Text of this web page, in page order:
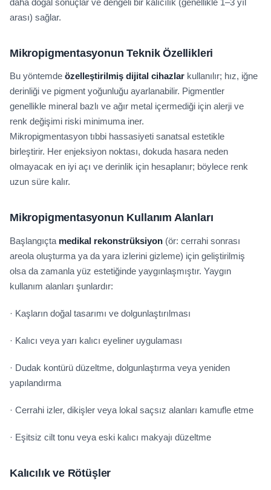
arası) sağlar.
Mikropigmentasyonun Teknik Özellikleri
Bu yöntemde özelleştirilmiş dijital cihazlar kullanılır; hız, iğne
derinliği ve pigment yoğunluğu ayarlanabilir. Pigmentler
genellikle mineral bazlı ve ağır metal içermediği için alerji ve
renk değişimi riski minimuma iner.
Mikropigmentasyon tıbbi hassasiyeti sanatsal estetikle
birleştirir. Her enjeksiyon noktası, dokuda hasara neden
olmayacak en iyi açı ve derinlik için hesaplanır; böylece renk
uzun süre kalır.
Mikropigmentasyonun Kullanım Alanları
Başlangıçta medikal rekonstrüksiyon (ör: cerrahi sonrası
areola oluşturma ya da yara izlerini gizleme) için geliştirilmiş
olsa da zamanla yüz estetiğinde yaygınlaşmıştır. Yaygın
kullanım alanları şunlardır:
· Kaşların doğal tasarımı ve dolgunlaştırılması
· Kalıcı veya yarı kalıcı eyeliner uygulaması
· Dudak kontürü düzeltme, dolgunlaştırma veya yeniden
yapılandırma
· Cerrahi izler, dikişler veya lokal saçsız alanları kamufle etme
· Eşitsiz cilt tonu veya eski kalıcı makyajı düzeltme
Kalıcılık ve Rötüşler